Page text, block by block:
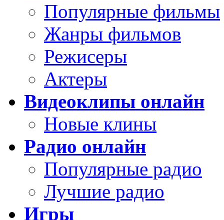
Популярные фильмы
Жанры фильмов
Режисеры
Актеры
Видеоклипы онлайн
Новые клины
Радио онлайн
Популярные радио
Лучшие радио
Игры